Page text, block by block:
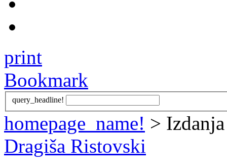
print
Bookmark
query_headline!
homepage_name! >
Dragiša Ristovski